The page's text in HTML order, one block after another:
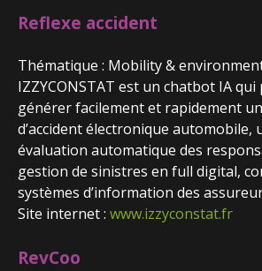
Reflexe accident
Thématique : Mobility &
IZZYCONSTAT est un chatbot IA qui
générer facilement et rapidement
d’accident électronique automobile,
évaluation automatique des
gestion de sinistres en full digital,
systèmes d’information des
Site internet : www.izzyconstat.fr
RevCoo